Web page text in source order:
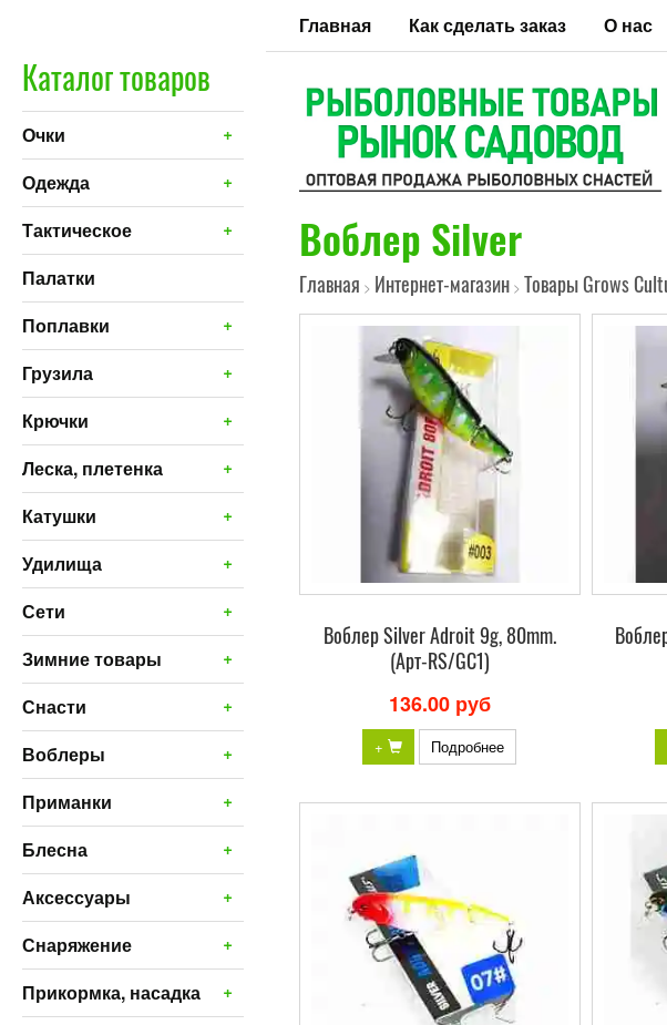
Главная Как сделать заказ О нас
Каталог товаров
+
Очки
+
Одежда
+
Тактическое
Палатки
+
Поплавки
+
Грузила
+
Крючки
+
Леска, плетенка
+
Катушки
+
Удилища
+
Сети
+
Зимние товары
+
Снасти
+
Воблеры
+
Приманки
+
Блесна
+
Аксессуары
+
Снаряжение
+
Прикормка, насадка
Воблер Silver
Главная > Интернет-магазин > Товары Grows
Bоблер Silver Adroit 9g, 80mm.
(Арт-RS/GC1)
136.00 руб
+ Подробнее